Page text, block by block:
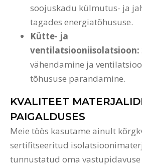
soojuskadu külmutus- ja
tagades energiatõhususe.
Kütte- ja
ventilatsiooniisolatsioon:
vähendamine ja
tõhususe parandamine.
KVALITEET
PAIGALDUSES
Meie töös kasutame ainult
sertifitseeritud
tunnustatud oma vastupidavuse